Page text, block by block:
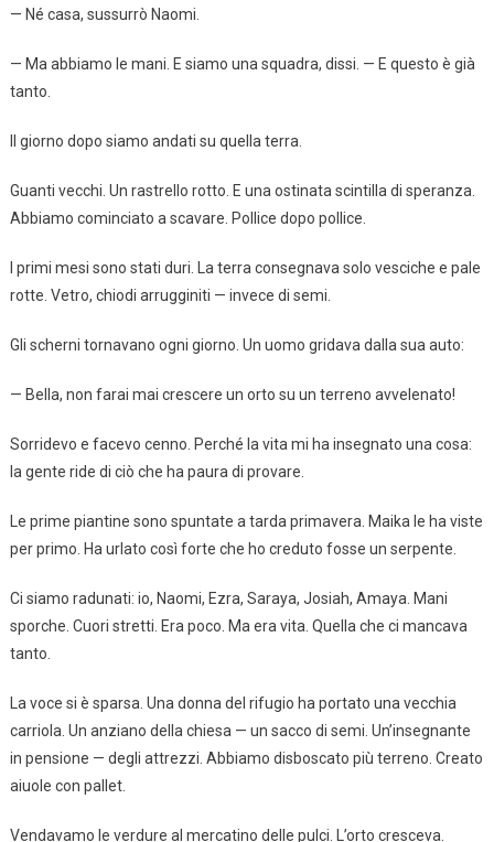
— Né casa, sussurrò Naomi.
— Ma abbiamo le mani. E siamo una squadra, dissi. — E questo è già
tanto.
Il giorno dopo siamo andati su quella terra.
Guanti vecchi. Un rastrello rotto. E una ostinata scintilla di speranza.
Abbiamo cominciato a scavare. Pollice dopo pollice.
I primi mesi sono stati duri. La terra consegnava solo vesciche e pale
rotte. Vetro, chiodi arrugginiti — invece di semi.
Gli scherni tornavano ogni giorno. Un uomo gridava dalla sua auto:
— Bella, non farai mai crescere un orto su un terreno avvelenato!
Sorridevo e facevo cenno. Perché la vita mi ha insegnato una cosa:
la gente ride di ciò che ha paura di provare.
Le prime piantine sono spuntate a tarda primavera. Maika le ha viste
per primo. Ha urlato così forte che ho creduto fosse un serpente.
Ci siamo radunati: io, Naomi, Ezra, Saraya, Josiah, Amaya. Mani
sporche. Cuori stretti. Era poco. Ma era vita. Quella che ci mancava
tanto.
La voce si è sparsa. Una donna del rifugio ha portato una vecchia
carriola. Un anziano della chiesa — un sacco di semi. Un’insegnante
in pensione — degli attrezzi. Abbiamo disboscato più terreno. Creato
aiuole con pallet.
Vendavamo le verdure al mercatino delle pulci. L’orto cresceva.